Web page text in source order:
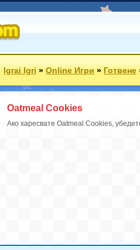
Igrai Igri»Online Игри»Готвене
Oatmeal Cookies
Ако харесвате Oatmeal Cookies,